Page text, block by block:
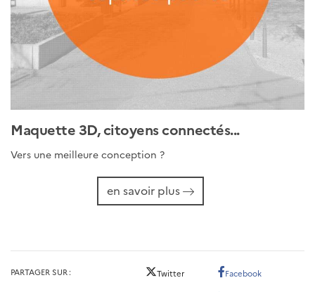
Maquette 3D, citoyens connectés...
Vers une meilleure conception ?
en savoir plus
PARTAGER SUR Twitter Facebook